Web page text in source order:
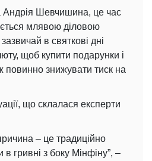
Андрія Шевчишина, це час
млявою діловою
в святкові дні
щоб купити подарунки і
повинно знижувати тиск на
що склалася експерти
– це традиційно
в гривні з боку Мінфіну”, –